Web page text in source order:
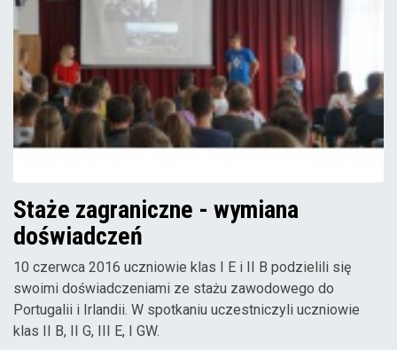
Staże zagraniczne - wymiana
doświadczeń
10 czerwca 2016 uczniowie klas I E i II B podzielili się
swoimi doświadczeniami ze stażu zawodowego do
Portugalii i Irlandii. W spotkaniu uczestniczyli uczniowie
klas II B, II G, III E, I GW.